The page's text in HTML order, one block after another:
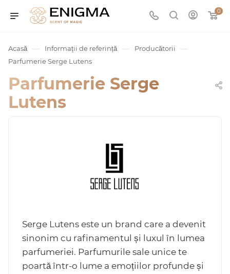
0
Acasă — Informații de referință — Producătorii —
Parfumerie Serge Lutens
Parfumerie Serge
Lutens
Serge Lutens este un brand care a devenit
sinonim cu rafinamentul și luxul în lumea
parfumeriei. Parfumurile sale unice te
poartă într-o lume a emoțiilor profunde și